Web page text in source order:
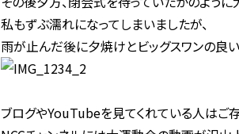
私もずぶ濡れになってしまいましたが、
雨が止んだ後に夕焼けとビッグスワンの良
ブログやYouTubeを見てくれている人はご